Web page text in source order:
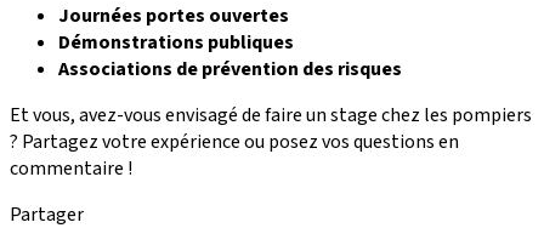
Journées portes ouvertes
Démonstrations publiques
Associations de prévention des risques
Et vous, avez-vous envisagé de faire un stage chez les pompiers
? Partagez votre expérience ou posez vos questions en
commentaire !
Partager